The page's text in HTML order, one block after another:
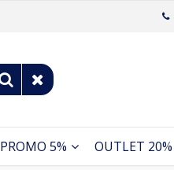
PROMO 5% OUTLET 20%